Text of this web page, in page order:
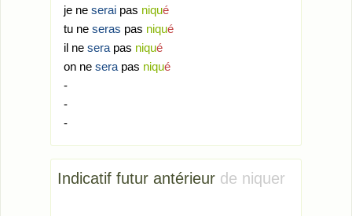
je ne serai pas niqué
tu ne seras pas niqué
il ne sera pas niqué
on ne sera pas niqué
-
-
-
Indicatif futur antérieur de niquer